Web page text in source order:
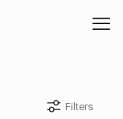
Filters